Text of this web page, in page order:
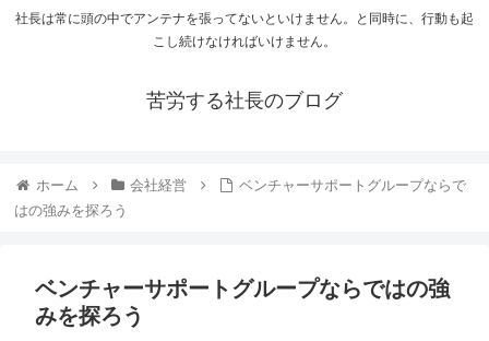
社長は常に頭の中でアンテナを張ってないといけません。と同時に、行動も起
こし続けなければいけません。
苦労する社長のブログ
ホーム 会社経営
ベンチャーサポートグループならで
はの強みを探ろう
ベンチャーサポートグループならではの強
みを探ろう